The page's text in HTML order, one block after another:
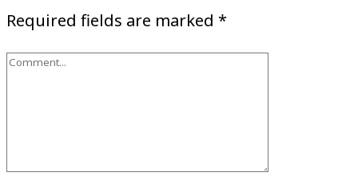
Required fields are marked *